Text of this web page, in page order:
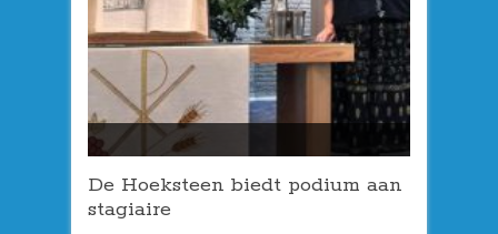
De Hoeksteen biedt podium aan
stagiaire